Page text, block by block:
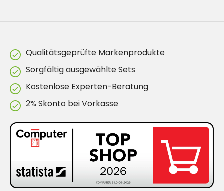
Qualitätsgeprüfte Markenprodukte
Sorgfältig ausgewählte Sets
Kostenlose Experten-Beratung
2% Skonto bei Vorkasse